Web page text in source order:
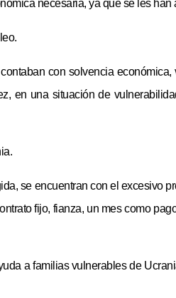
necesaria, ya que se les han
con solvencia
en una situación de
se encuentran con el excesivo
fijo, fianza, un mes como
a familias vulnerables de